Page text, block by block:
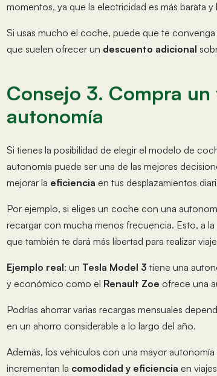
momentos, ya que la electricidad es más barata
Si usas mucho el coche, puede que te
que suelen ofrecer un descuento adicional
Consejo 3. Compra
autonomía
Si tienes la posibilidad de elegir el modelo de
autonomía puede ser una de las mejores
mejorar la eficiencia en tus desplazamientos
Por ejemplo, si eliges un coche con una
recargar con mucha menos frecuencia. Esto, a la
que también te dará más libertad para realizar
Ejemplo real: un Tesla Model 3 tiene una
y económico como el Renault Zoe ofrece una
Podrías ahorrar varias recargas mensuales
en un ahorro considerable a lo largo del año.
Además, los vehículos con una mayor
incrementan la comodidad y eficiencia en